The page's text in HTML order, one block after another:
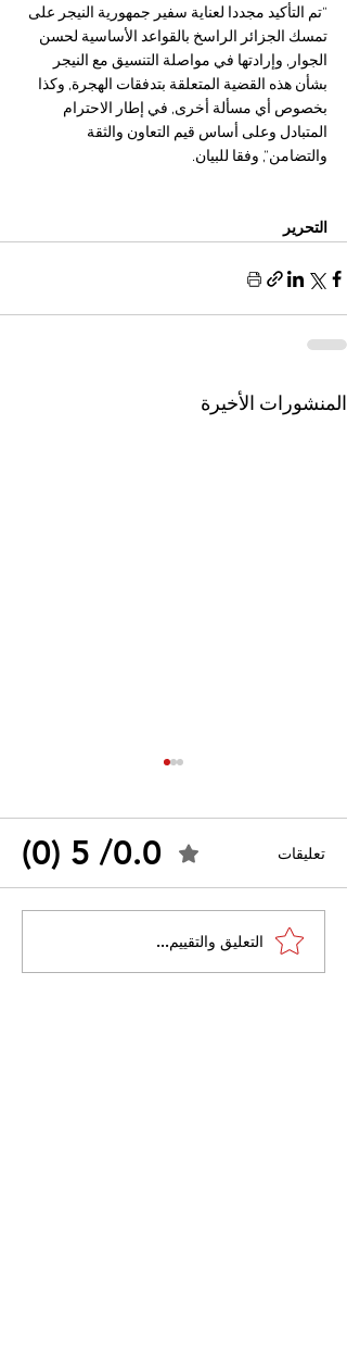
“تم التأكيد مجددا لعناية سفير جمهورية النيجر على
تمسك الجزائر الراسخ بالقواعد الأساسية لحسن
الجوار, وإرادتها في مواصلة التنسيق مع النيجر
بشأن هذه القضية المتعلقة بتدفقات الهجرة, وكذا
بخصوص أي مسألة أخرى, في إطار الاحترام
المتبادل وعلى أساس قيم التعاون والثقة
والتضامن”, وفقا للبيان.
التحرير
المنشورات الأخيرة
القضاء الإداري يقضي بحل
نقابة "كنابست"
تعليقات 0.0/ 5 (0)
التعليق والتقييم...